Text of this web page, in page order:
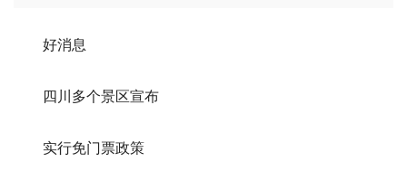
好消息
四川多个景区宣布
实行免门票政策